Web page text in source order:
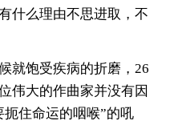
什么理由不思进取，不
就饱受疾病的折磨，26
伟大的作曲家并没有因
住命运的咽喉”的吼